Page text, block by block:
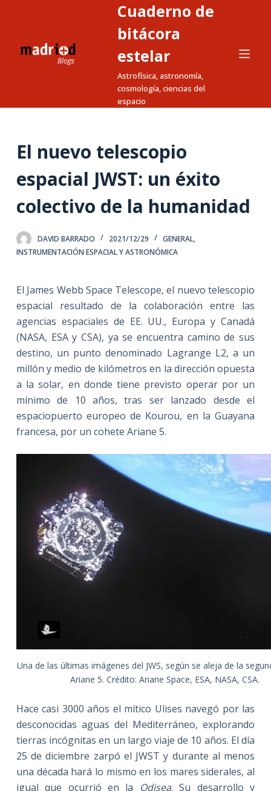
a
e
d
Cuaderno de
bitácora
estelar
Astrofísica, astronomía,
cosmología, ciencias del
espacio
El nuevo telescopio
espacial JWST: un éxito
colectivo de la humanidad
DAVID BARRADO 2021/12/29 GENERAL,
INSTRUMENTACIÓN ESPACIAL Y ASTRONÓMICA
El James Webb Space Telescope, el nuevo telescopio
espacial resultado de la colaboración entre las
agencias espaciales de EE. UU., Europa y Canadá
(NASA, ESA y CSA), ya se encuentra camino de sus
destino, un punto denominado Lagrange L2, a un
millón y medio de kilómetros en la dirección opuesta
a la solar, en donde tiene previsto operar por un
mínimo de 10 años, tras ser lanzado desde el
espaciopuerto europeo de Kourou, en la Guayana
francesa, por un cohete Ariane 5.
Una de las últimas imágenes del JWS, según se aleja de la
Ariane 5. Crédito: Ariane Space, ESA, NASA, CSA.
Hace casi 3000 años el mítico Ulises navegó por las
desconocidas aguas del Mediterráneo, explorando
tierras incógnitas en un largo viaje de 10 años. El día
25 de diciembre zarpó el JWST y durante al menos
una década hará lo mismo en los mares siderales, al
igual que ocurrió en la Odisea. Su desarrollo y